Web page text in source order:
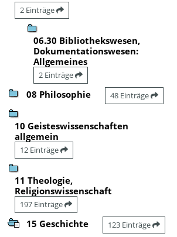
2 Einträge
06.30 Bibliothekswesen,
Dokumentationswesen:
Allgemeines
2 Einträge
08 Philosophie 48 Einträge
10 Geisteswissenschaften
allgemein
12 Einträge
11 Theologie,
Religionswissenschaft
197 Einträge
15 Geschichte 123 Einträge